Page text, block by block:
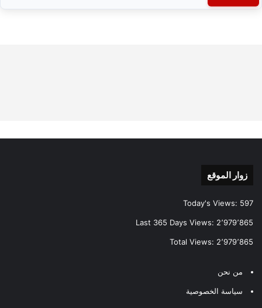
زوار الموقع
Today's Views: 597
Last 365 Days Views: 2٬979٬865
Total Views: 2٬979٬865
من نحن
سياسة الخصوصية